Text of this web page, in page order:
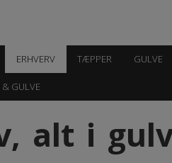
ERHVERV TÆPPER GULVE
& GULVE
alt i